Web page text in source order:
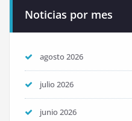
Noticias por mes
agosto 2026
julio 2026
junio 2026